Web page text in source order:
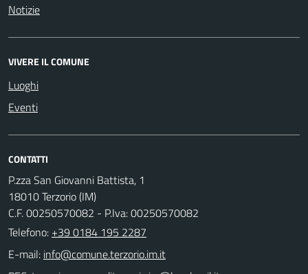
Notizie
VIVERE IL COMUNE
Luoghi
Eventi
CONTATTI
P.zza San Giovanni Battista, 1
18010 Terzorio (IM)
C.F. 00250570082 - P.Iva: 00250570082
Telefono: +39 0184 195 2287
E-mail: